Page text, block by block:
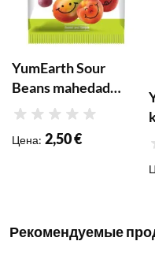
YumEarth Sour
Beans mahedad
kommid C-
Рейтинг
Цена: 2,50 €
Рекомендуемые